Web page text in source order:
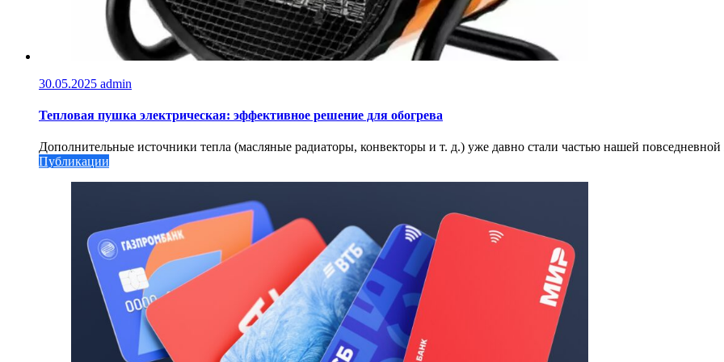
30.05.2025 admin
Тепловая пушка электрическая: эффективное решение для обогрева
Дополнительные источники тепла (масляные радиаторы, конвекторы и т. д.) уже давно стали частью нашей
Публикации